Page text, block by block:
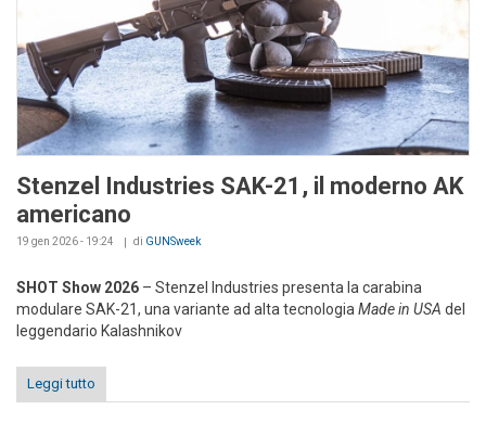
Stenzel Industries SAK-21, il moderno AK
americano
19 gen 2026 - 19:24 di GUNSweek
SHOT Show 2026 – Stenzel Industries presenta la carabina
modulare SAK-21, una variante ad alta tecnologia Made in USA del
leggendario Kalashnikov
Leggi tutto